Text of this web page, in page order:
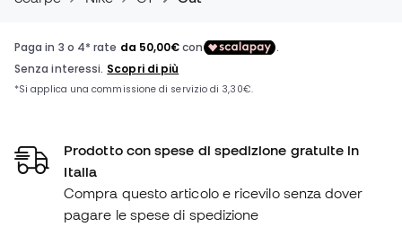
Prodotto con spese di spedizione gratuite in
Italia
Compra questo articolo e ricevilo senza dover
pagare le spese di spedizione